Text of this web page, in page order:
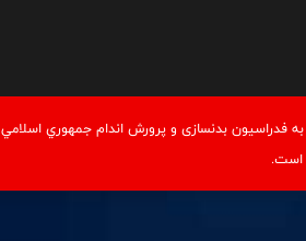
بدنسازی و پرورش اندام جمهوري اسلامي
است.